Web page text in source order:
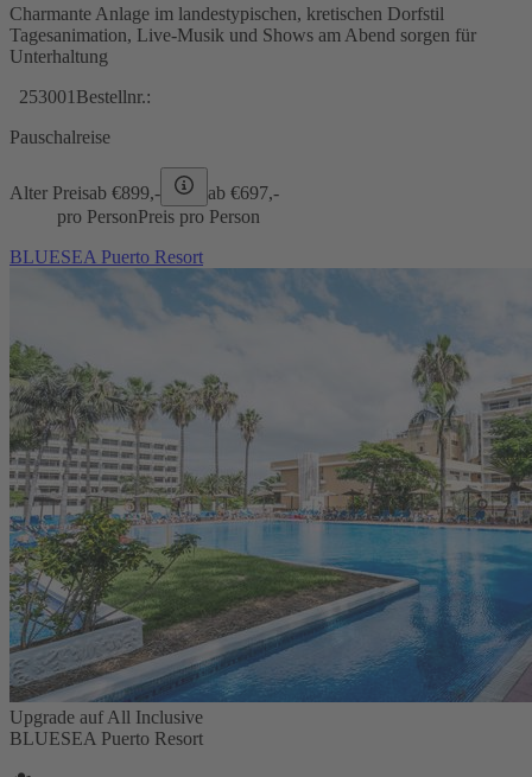
Charmante Anlage im landestypischen, kretischen Dorfstil
Tagesanimation, Live-Musik und Shows am Abend sorgen für
Unterhaltung
253001 Bestellnr.:
Pauschalreise
Alter Preisab €899,- ab €697,-
pro PersonPreis pro Person
BLUESEA Puerto Resort
Upgrade auf All Inclusive
BLUESEA Puerto Resort